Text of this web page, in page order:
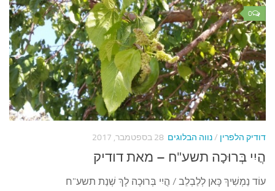
0
דודיק הלפרין /נווה הבלוגים 28 בספטמבר, 2017
הֲיִי בְּרוּכָה תשע"ח – מאת דודיק
עוֹד נַמְשִׁיךְ כָּאן לְלַבְלֵב / הֲיִי בְּרוּכָה לָךְ שְׁנַת תשע"ח